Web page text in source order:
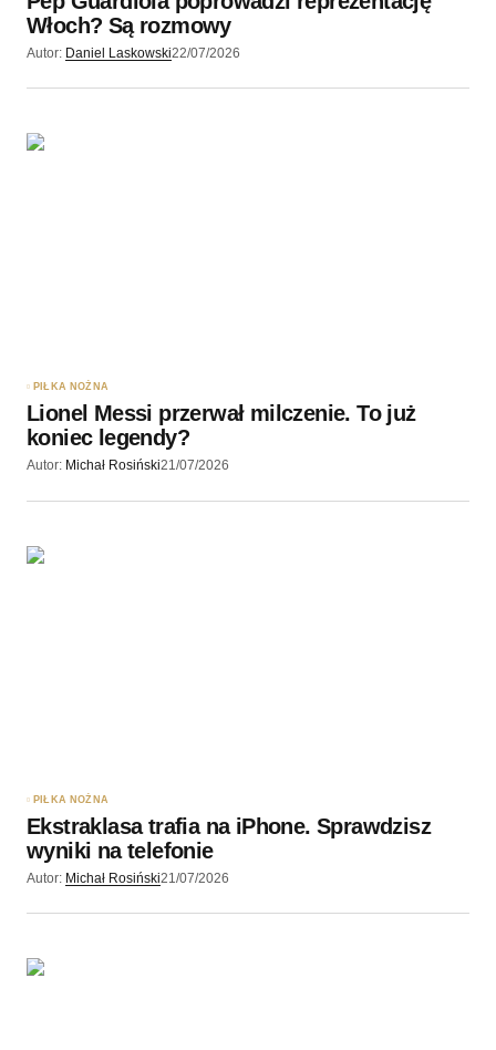
Włoch? Są rozmowy
Autor: Daniel Laskowski22/07/2026
PIŁKA NOŻNA
Lionel Messi przerwał milczenie. To już
koniec legendy?
Autor: Michał Rosiński21/07/2026
PIŁKA NOŻNA
Ekstraklasa trafia na iPhone. Sprawdzisz
wyniki na telefonie
Autor: Michał Rosiński21/07/2026